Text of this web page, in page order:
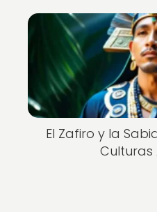
El Zafiro y la
Culturas